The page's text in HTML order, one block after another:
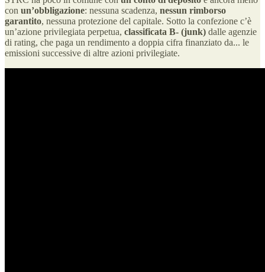
con un’obbligazione: nessuna scadenza, nessun rimborso
garantito, nessuna protezione del capitale. Sotto la confezione c’è
un’azione privilegiata perpetua, classificata B- (junk) dalle agenzie
di rating, che paga un rendimento a doppia cifra finanziato da... le
emissioni successive di altre azioni privilegiate.